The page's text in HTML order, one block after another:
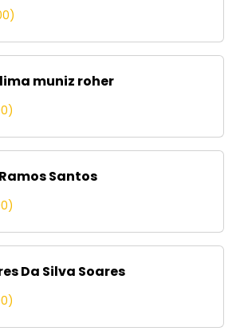
muniz roher
Santos
Da Silva Soares